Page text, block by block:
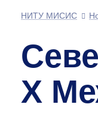
НИТУ МИСИС
X